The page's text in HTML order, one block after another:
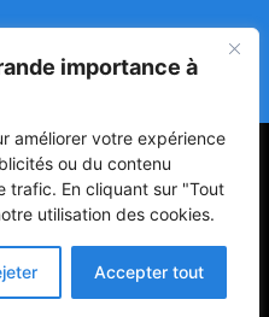
importance à
améliorer votre expérience
ou du contenu
trafic. En cliquant sur "Tout
utilisation des cookies.
Accepter tout
de la Vie Privée: Me
le Bénin à Séoul